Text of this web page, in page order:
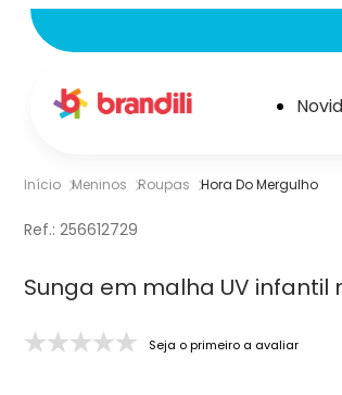
Início Meninos Roupas Hora Do Mergulho
Ref.: 256612729
Sunga em malha UV infantil
Seja o primeiro a avaliar